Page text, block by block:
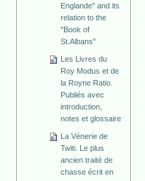
Englande" and its
relation to the
"Book of
St.Albans"
Les Livres du
Roy Modus et de
la Royne Ratio.
Publiés avec
introduction,
notes et glossaire
La Vénerie de
Twiti. Le plus
ancien traité de
chasse écrit en